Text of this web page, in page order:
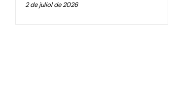
2 de juliol de 2026